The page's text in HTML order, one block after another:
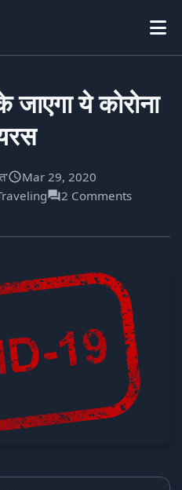
ये कोरोना
Mar 29, 2020
2 Comments